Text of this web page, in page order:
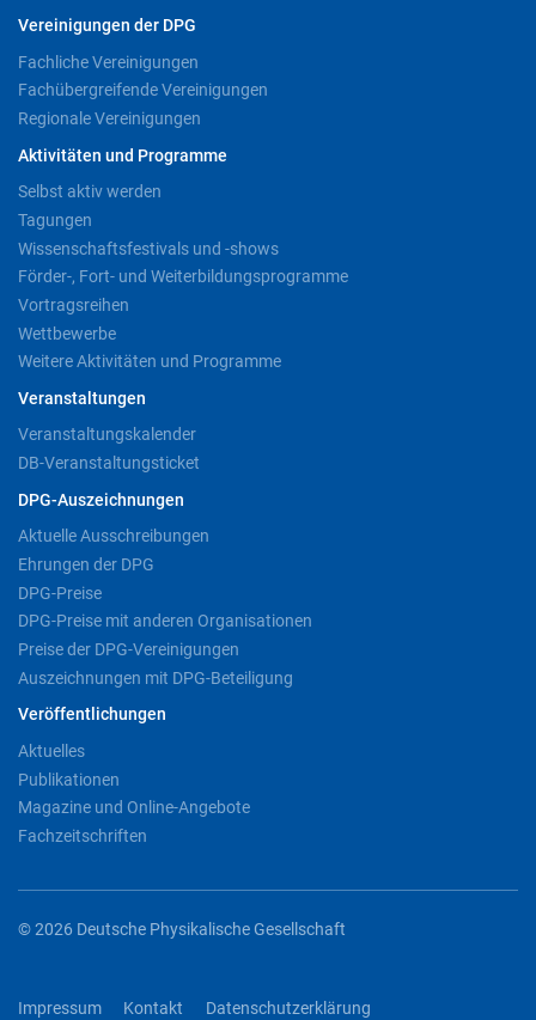
Vereinigungen der DPG
Fachliche Vereinigungen
Fachübergreifende Vereinigungen
Regionale Vereinigungen
Aktivitäten und Programme
Selbst aktiv werden
Tagungen
Wissenschaftsfestivals und -shows
Förder-, Fort- und Weiterbildungsprogramme
Vortragsreihen
Wettbewerbe
Weitere Aktivitäten und Programme
Veranstaltungen
Veranstaltungskalender
DB-Veranstaltungsticket
DPG-Auszeichnungen
Aktuelle Ausschreibungen
Ehrungen der DPG
DPG-Preise
DPG-Preise mit anderen Organisationen
Preise der DPG-Vereinigungen
Auszeichnungen mit DPG-Beteiligung
Veröffentlichungen
Aktuelles
Publikationen
Magazine und Online-Angebote
Fachzeitschriften
© 2026 Deutsche Physikalische Gesellschaft
Impressum Kontakt Datenschutzerklärung